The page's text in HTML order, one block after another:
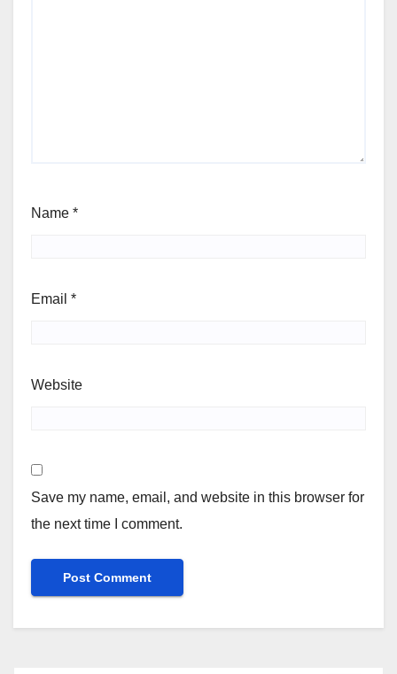
Name *
Email *
Website
Save my name, email, and website in this browser for
the next time I comment.